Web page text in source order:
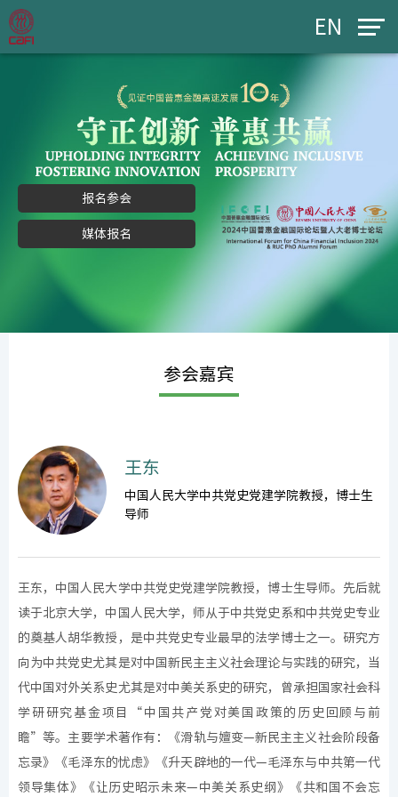
EN
报名参会
媒体报名
参会嘉宾
王东
中国人民大学中共党史党建学院教授，博士生
导师
王东，中国人民大学中共党史党建学院教授，博士生导师。先后就
读于北京大学，中国人民大学，师从于中共党史系和中共党史专业
的奠基人胡华教授，是中共党史专业最早的法学博士之一。研究方
向为中共党史尤其是对中国新民主主义社会理论与实践的研究，当
代中国对外关系史尤其是对中美关系史的研究，曾承担国家社会科
学研研究基金项目“中国共产党对美国政策的历史回顾与前
瞻”等。主要学术著作有：《滑轨与嬗变—新民主主义社会阶段备
忘录》《毛泽东的忧虑》《升天辟地的一代—毛泽东与中共第一代
领导集体》《让历史昭示未来—中美关系史纲》《共和国不会忘